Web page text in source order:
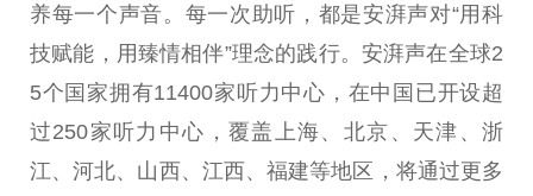
养每一个声音。每一次助听，都是安湃声对“用科
技赋能，用臻情相伴”理念的践行。安湃声在全球2
5个国家拥有11400家听力中心，在中国已开设超
过250家听力中心，覆盖上海、北京、天津、浙
江、河北、山西、江西、福建等地区，将通过更多